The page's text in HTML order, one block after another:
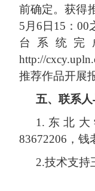
前确定。获得
5月 6 日 15：00
台系统完
http://
推荐作品开展
五、联系
1.东北
83672206 ，钱
2.技术支持